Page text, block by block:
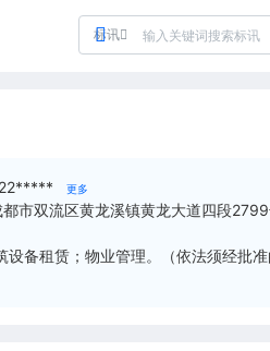
标讯
更多
都市双流区黄龙溪镇黄龙大道四段
备租赁；物业管理。（依法须经批